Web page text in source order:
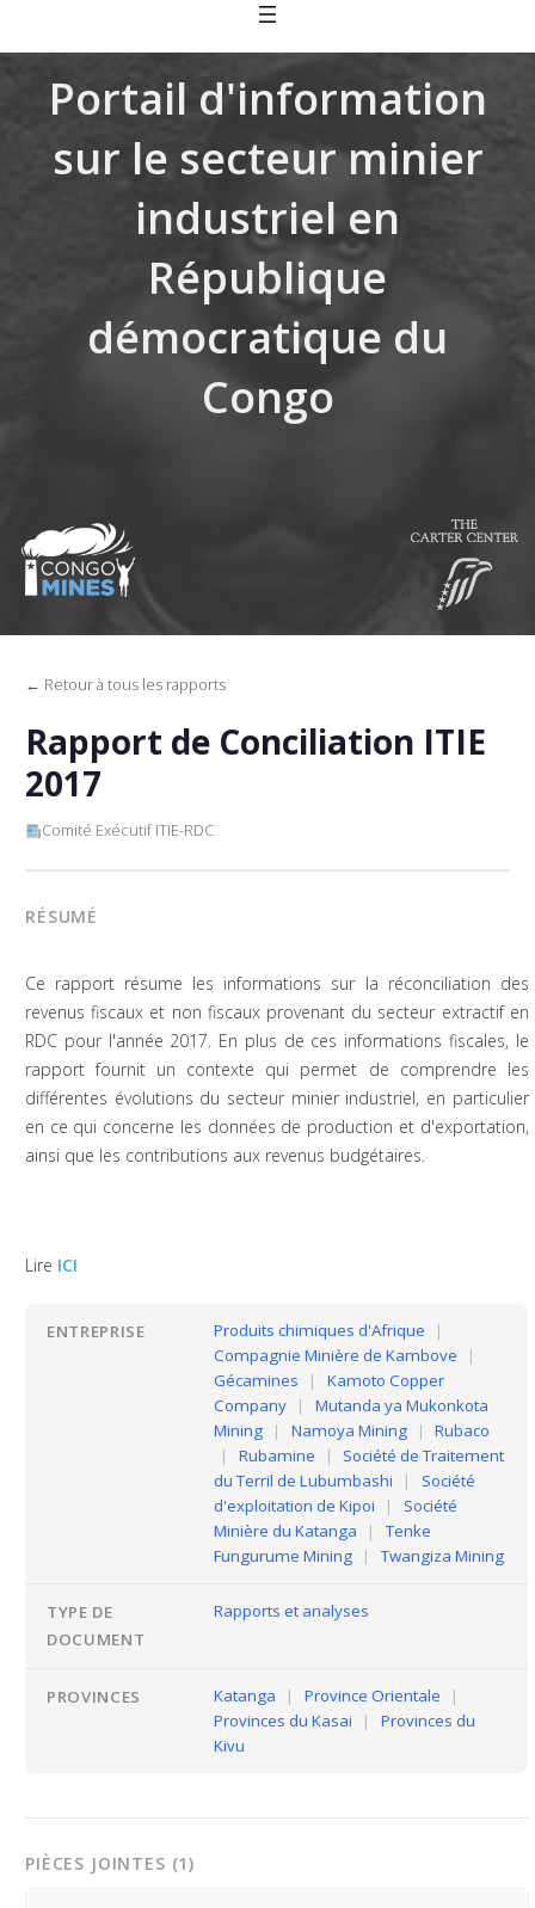
Portail d'information
sur le secteur minier
industriel en
République
démocratique du
Congo
← Retour à tous les rapports
Rapport de Conciliation ITIE
2017
Comité Exécutif ITIE-RDC
RÉSUMÉ
Ce rapport résume les informations sur la réconciliation des
revenus fiscaux et non fiscaux provenant du secteur extractif en
RDC pour l'année 2017. En plus de ces informations fiscales, le
rapport fournit un contexte qui permet de comprendre les
différentes évolutions du secteur minier industriel, en particulier
en ce qui concerne les données de production et d'exportation,
ainsi que les contributions aux revenus budgétaires.
Lire ICI
ENTREPRISE Produits chimiques d'Afrique
|
Compagnie Minière de Kambove
|
Gécamines
|
Kamoto Copper
Company
|
Mutanda ya Mukonkota
Mining
| Namoya Mining |
Rubaco
|
Rubamine |
Société de Traitement
du Terril de Lubumbashi
|
Société
d'exploitation de Kipoi
|
Société
Minière du Katanga
|
Tenke
Fungurume Mining
| Twangiza Mining
TYPE DE
DOCUMENT
Rapports et analyses
PROVINCES Katanga | Province Orientale
|
Provinces du Kasai
|
Provinces du
Kivu
PIÈCES JOINTES (1)